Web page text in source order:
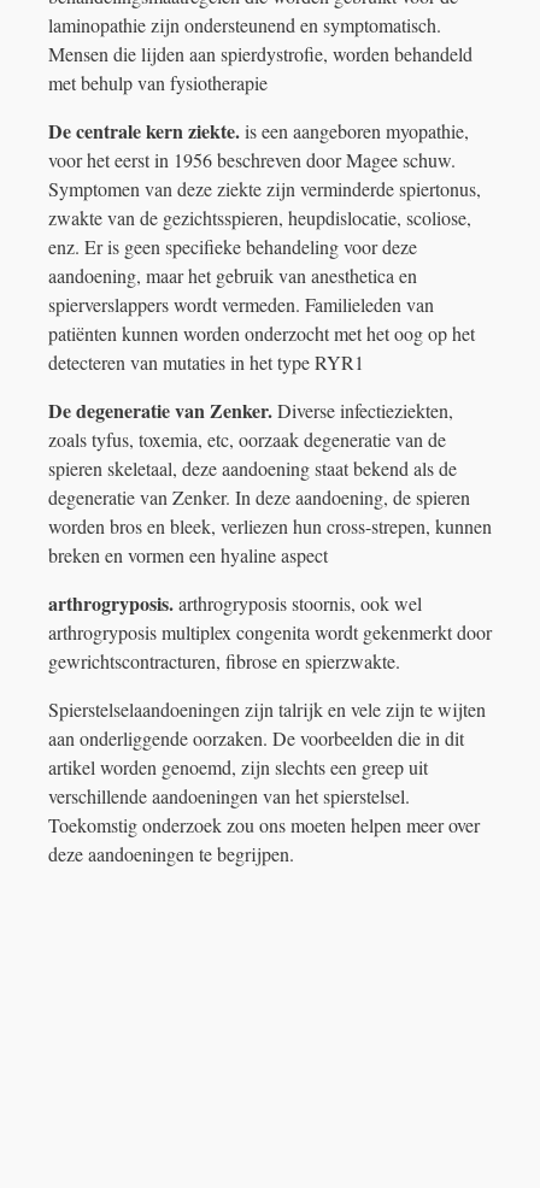
laminopathie zijn ondersteunend en symptomatisch.
Mensen die lijden aan spierdystrofie, worden behandeld
met behulp van fysiotherapie
De centrale kern ziekte.is een aangeboren myopathie,
voor het eerst in 1956 beschreven door Magee schuw.
Symptomen van deze ziekte zijn verminderde spiertonus,
zwakte van de gezichtsspieren, heupdislocatie, scoliose,
enz. Er is geen specifieke behandeling voor deze
aandoening, maar het gebruik van anesthetica en
spierverslappers wordt vermeden. Familieleden van
patiënten kunnen worden onderzocht met het oog op het
detecteren van mutaties in het type RYR1
De degeneratie van Zenker.Diverse infectieziekten,
zoals tyfus, toxemia, etc, oorzaak degeneratie van de
spieren skeletaal, deze aandoening staat bekend als de
degeneratie van Zenker. In deze aandoening, de spieren
worden bros en bleek, verliezen hun cross-strepen, kunnen
breken en vormen een hyaline aspect
arthrogryposis.arthrogryposis stoornis, ook wel
arthrogryposis multiplex congenita wordt gekenmerkt door
gewrichtscontracturen, fibrose en spierzwakte.
Spierstelselaandoeningen zijn talrijk en vele zijn te wijten
aan onderliggende oorzaken. De voorbeelden die in dit
artikel worden genoemd, zijn slechts een greep uit
verschillende aandoeningen van het spierstelsel.
Toekomstig onderzoek zou ons moeten helpen meer over
deze aandoeningen te begrijpen.